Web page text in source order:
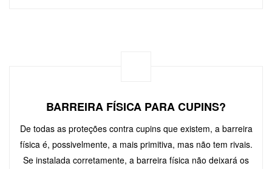
BARREIRA FÍSICA PARA CUPINS?
De todas as proteções contra cupins que existem, a barreira
física é, possivelmente, a mais primitiva, mas não tem rivais.
Se instalada corretamente, a barreira física não deixará os